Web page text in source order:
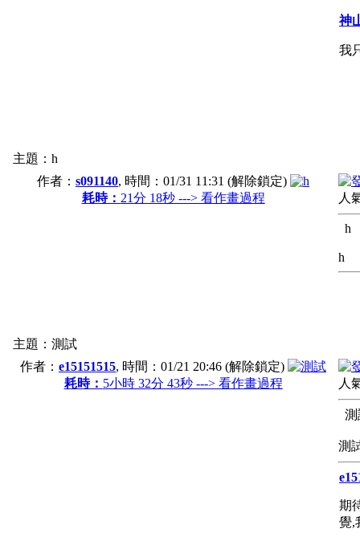
神
我
主題：h
作者： s091140, 時間： 01/31 11:31 (解除鎖定)
耗時： 21分 18秒 ---> 看作畫過程 人
h
h
主題：測試
作者： e15151515, 時間： 01/21 20:46 (解除鎖定)
耗時： 5小時 32分 43秒 ---> 看作畫過程 人
測
測
期
覺,